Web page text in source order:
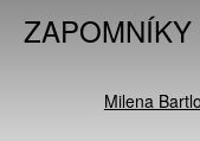
ZAPOMNÍKY
Milena